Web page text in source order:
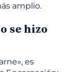
amplio.
se hizo
es